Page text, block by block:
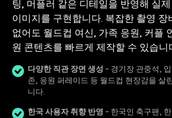
팅, 머플러 같은 디테일을 반영해 실
이미지를 구현합니다. 복잡한 촬영 장
없어도 월드컵 여신, 가족 응원, 커플
원 콘텐츠를 빠르게 제작할 수 있습니
다양한 직관 장면 생성 - 경기장 관중석,
존, 응원 퍼레이드 등 월드컵 현장감을 살
니다.
한국 사용자 취향 반영 - 한국인 축구팬,